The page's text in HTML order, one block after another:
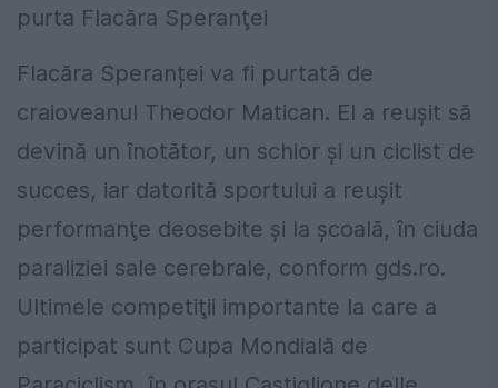
purta Flacăra Speranţei
Flacăra Speranței va fi purtată de
craioveanul Theodor Matican. El a reuşit să
devină un înotător, un schior şi un ciclist de
succes, iar datorită sportului a reuşit
performanţe deosebite şi la şcoală, în ciuda
paraliziei sale cerebrale, conform gds.ro.
Ultimele competiţii importante la care a
participat sunt Cupa Mondială de